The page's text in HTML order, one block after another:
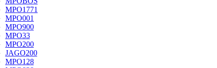
MPO1771
MPO001
MPO900
MPO33
MPO200
JAGO200
MPO128